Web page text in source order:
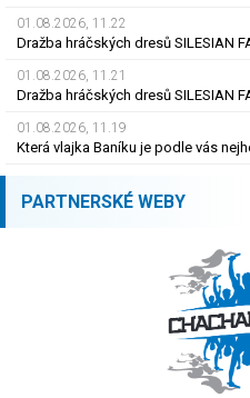
01.08.2026, 11.22
Dražba hráčských dresů SILESIAN
01.08.2026, 11.21
Dražba hráčských dresů SILESIAN
01.08.2026, 11.19
Která vlajka Baníku je podle vás
PARTNERSKÉ WEBY